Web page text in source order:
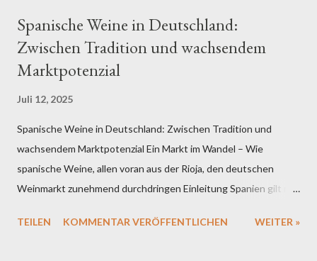
großartige Weinqualität von Heras Cordon aus. Grand Gold für
Heras Cordon Reserva 2015 Unsere drei wichtigsten
Weinlinien: 1) Heras Cordon, 2) Marques und 3) Academico. 1.
16 € Rebsorten : Tempranillo, Graciano, Mazuelo Barrique :
Minimum 13 Monate amerikanische & französische Eiche
Handarbeit aus der Rioja, unfiltriert Heras Cordon Reserva Preis
...
Spanische Weine in Deutschland:
Zwischen Tradition und wachsendem
Marktpotenzial
Juli 12, 2025
Spanische Weine in Deutschland: Zwischen Tradition und
wachsendem Marktpotenzial Ein Markt im Wandel – Wie
spanische Weine, allen voran aus der Rioja, den deutschen
Weinmarkt zunehmend durchdringen Einleitung Spanien gilt mit
Rebanbaufläche der Welt. Neben Quantität überzeugt die
TEILEN KOMMENTAR VERÖFFENTLICHEN WEITER »